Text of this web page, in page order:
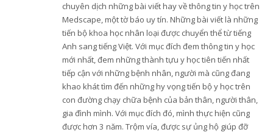
chuyên dịch những bài viết hay về thông tin y học trên
Medscape, một tờ báo uy tín. Những bài viết là những
tiến bộ khoa học nhân loại được chuyển thể từ tiếng
Anh sang tiếng Việt. Với mục đích đem thông tin y học
mới nhất, đem những thành tựu y học tiên tiến nhất
tiếp cận với những bệnh nhân, người mà cũng đang
khao khát tìm đến những hy vọng tiến bộ y học trên
con đường chạy chữa bệnh của bản thân, người thân,
gia đình mình. Với mục đích đó, mình thực hiện cũng
được hơn 3 năm. Trộm vía, được sự ủng hộ giúp đỡ